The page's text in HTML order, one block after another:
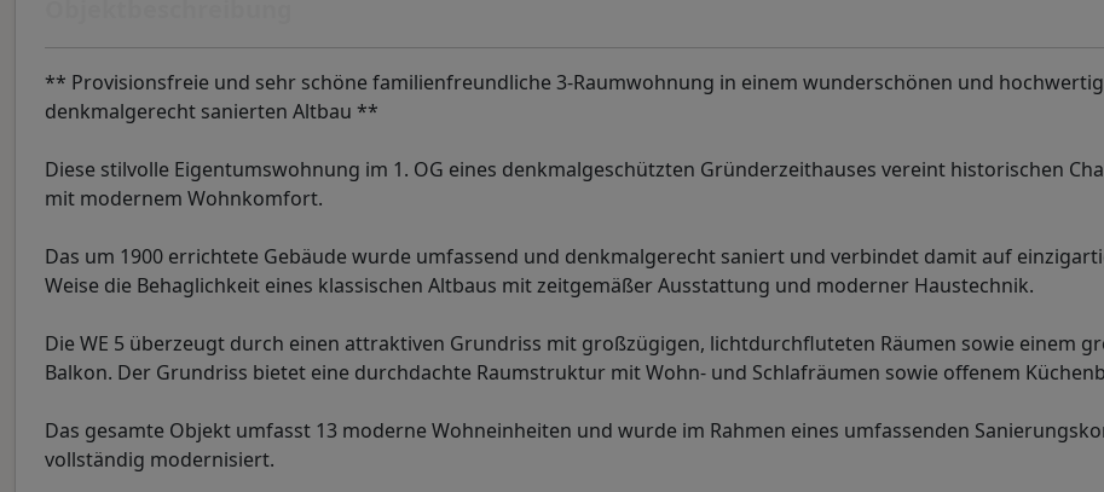
** Provisionsfreie und sehr schöne familienfreundliche 3-Raumwohnung in einem wunderschönen und
denkmalgerecht sanierten Altbau **
Diese stilvolle Eigentumswohnung im 1. OG eines denkmalgeschützten Gründerzeithauses vereint historischen
mit modernem Wohnkomfort.
Das um 1900 errichtete Gebäude wurde umfassend und denkmalgerecht saniert und verbindet damit auf
Weise die Behaglichkeit eines klassischen Altbaus mit zeitgemäßer Ausstattung und moderner Haustechnik.
Die WE 5 überzeugt durch einen attraktiven Grundriss mit großzügigen, lichtdurchfluteten Räumen sowie einem
Balkon. Der Grundriss bietet eine durchdachte Raumstruktur mit Wohn- und Schlafräumen sowie offenem
Das gesamte Objekt umfasst 13 moderne Wohneinheiten und wurde im Rahmen eines umfassenden
vollständig modernisiert.